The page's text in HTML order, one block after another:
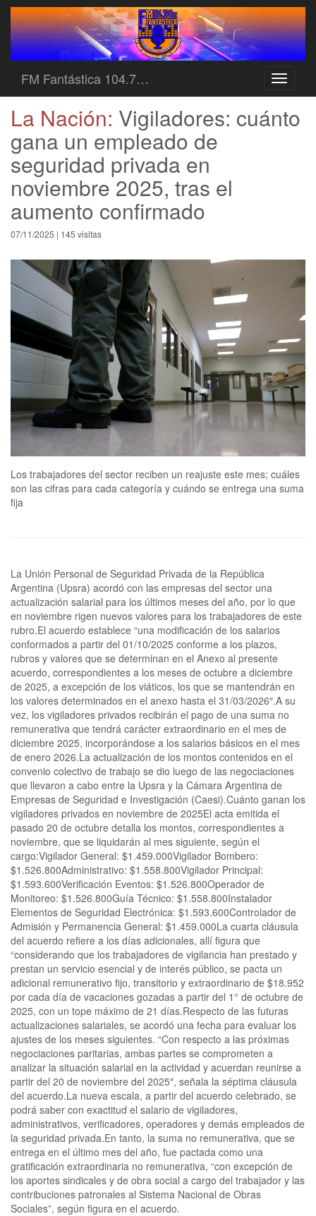
Toggle
FM Fantástica 104.7…
La Nación: Vigiladores: cuánto
gana un empleado de
seguridad privada en
noviembre 2025, tras el
aumento confirmado
07/11/2025 | 145 visitas
Los trabajadores del sector reciben un reajuste este mes; cuáles
son las cifras para cada categoría y cuándo se entrega una suma
fija
La Unión Personal de Seguridad Privada de la República
Argentina (Upsra) acordó con las empresas del sector una
actualización salarial para los últimos meses del año, por lo que
en noviembre rigen nuevos valores para los trabajadores de este
rubro.El acuerdo establece “una modificación de los salarios
conformados a partir del 01/10/2025 conforme a los plazos,
rubros y valores que se determinan en el Anexo al presente
acuerdo, correspondientes a los meses de octubre a diciembre
de 2025, a excepción de los viáticos, los que se mantendrán en
los valores determinados en el anexo hasta el 31/03/2026″.A su
vez, los vigiladores privados recibirán el pago de una suma no
remunerativa que tendrá carácter extraordinario en el mes de
diciembre 2025, incorporándose a los salarios básicos en el mes
de enero 2026.La actualización de los montos contenidos en el
convenio colectivo de trabajo se dio luego de las negociaciones
que llevaron a cabo entre la Upsra y la Cámara Argentina de
Empresas de Seguridad e Investigación (Caesi).Cuánto ganan los
vigiladores privados en noviembre de 2025El acta emitida el
pasado 20 de octubre detalla los montos, correspondientes a
noviembre, que se liquidarán al mes siguiente, según el
cargo:Vigilador General: $1.459.000Vigilador Bombero:
$1.526.800Administrativo: $1.558.800Vigilador Principal:
$1.593.600Verificación Eventos: $1.526.800Operador de
Monitoreo: $1.526.800Guía Técnico: $1.558.800Instalador
Elementos de Seguridad Electrónica: $1.593.600Controlador de
Admisión y Permanencia General: $1.459.000La cuarta cláusula
del acuerdo refiere a los días adicionales, allí figura que
“considerando que los trabajadores de vigilancia han prestado y
prestan un servicio esencial y de interés público, se pacta un
adicional remunerativo fijo, transitorio y extraordinario de $18.952
por cada día de vacaciones gozadas a partir del 1° de octubre de
2025, con un tope máximo de 21 días.Respecto de las futuras
actualizaciones salariales, se acordó una fecha para evaluar los
ajustes de los meses siguientes. “Con respecto a las próximas
negociaciones paritarias, ambas partes se comprometen a
analizar la situación salarial en la actividad y acuerdan reunirse a
partir del 20 de noviembre del 2025″, señala la séptima cláusula
del acuerdo.La nueva escala, a partir del acuerdo celebrado, se
podrá saber con exactitud el salario de vigiladores,
administrativos, verificadores, operadores y demás empleados de
la seguridad privada.En tanto, la suma no remunerativa, que se
entrega en el último mes del año, fue pactada como una
gratificación extraordinaria no remunerativa, “con excepción de
los aportes sindicales y de obra social a cargo del trabajador y las
contribuciones patronales al Sistema Nacional de Obras
Sociales”, según figura en el acuerdo.